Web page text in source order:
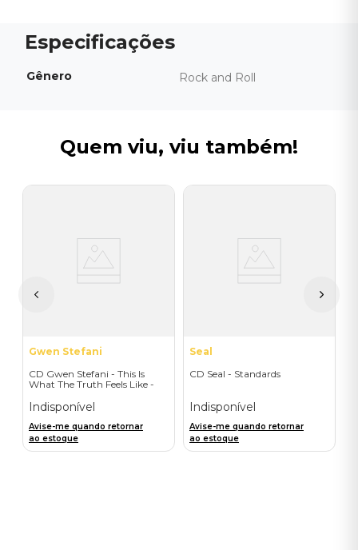
Gênero Rock and Roll
Quem viu, viu também!
Gwen Stefani
CD Gwen Stefani - This Is
What The Truth Feels Like -
Indisponível
Avise-me quando retornar
ao estoque
Seal
CD Seal - Standards
Indisponível
Avise-me quando retornar
ao estoque